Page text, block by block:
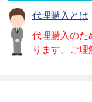
代理購入とは
代理購入のた
ります。ご理